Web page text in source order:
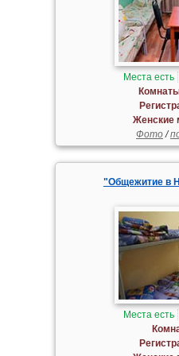
Места есть
Женские
Фото/
"Общежитие в
Места есть